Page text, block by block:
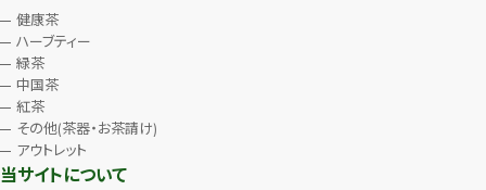
健康茶
ハーブティー
緑茶
中国茶
紅茶
その他(茶器・お茶請け)
アウトレット
当サイトについて